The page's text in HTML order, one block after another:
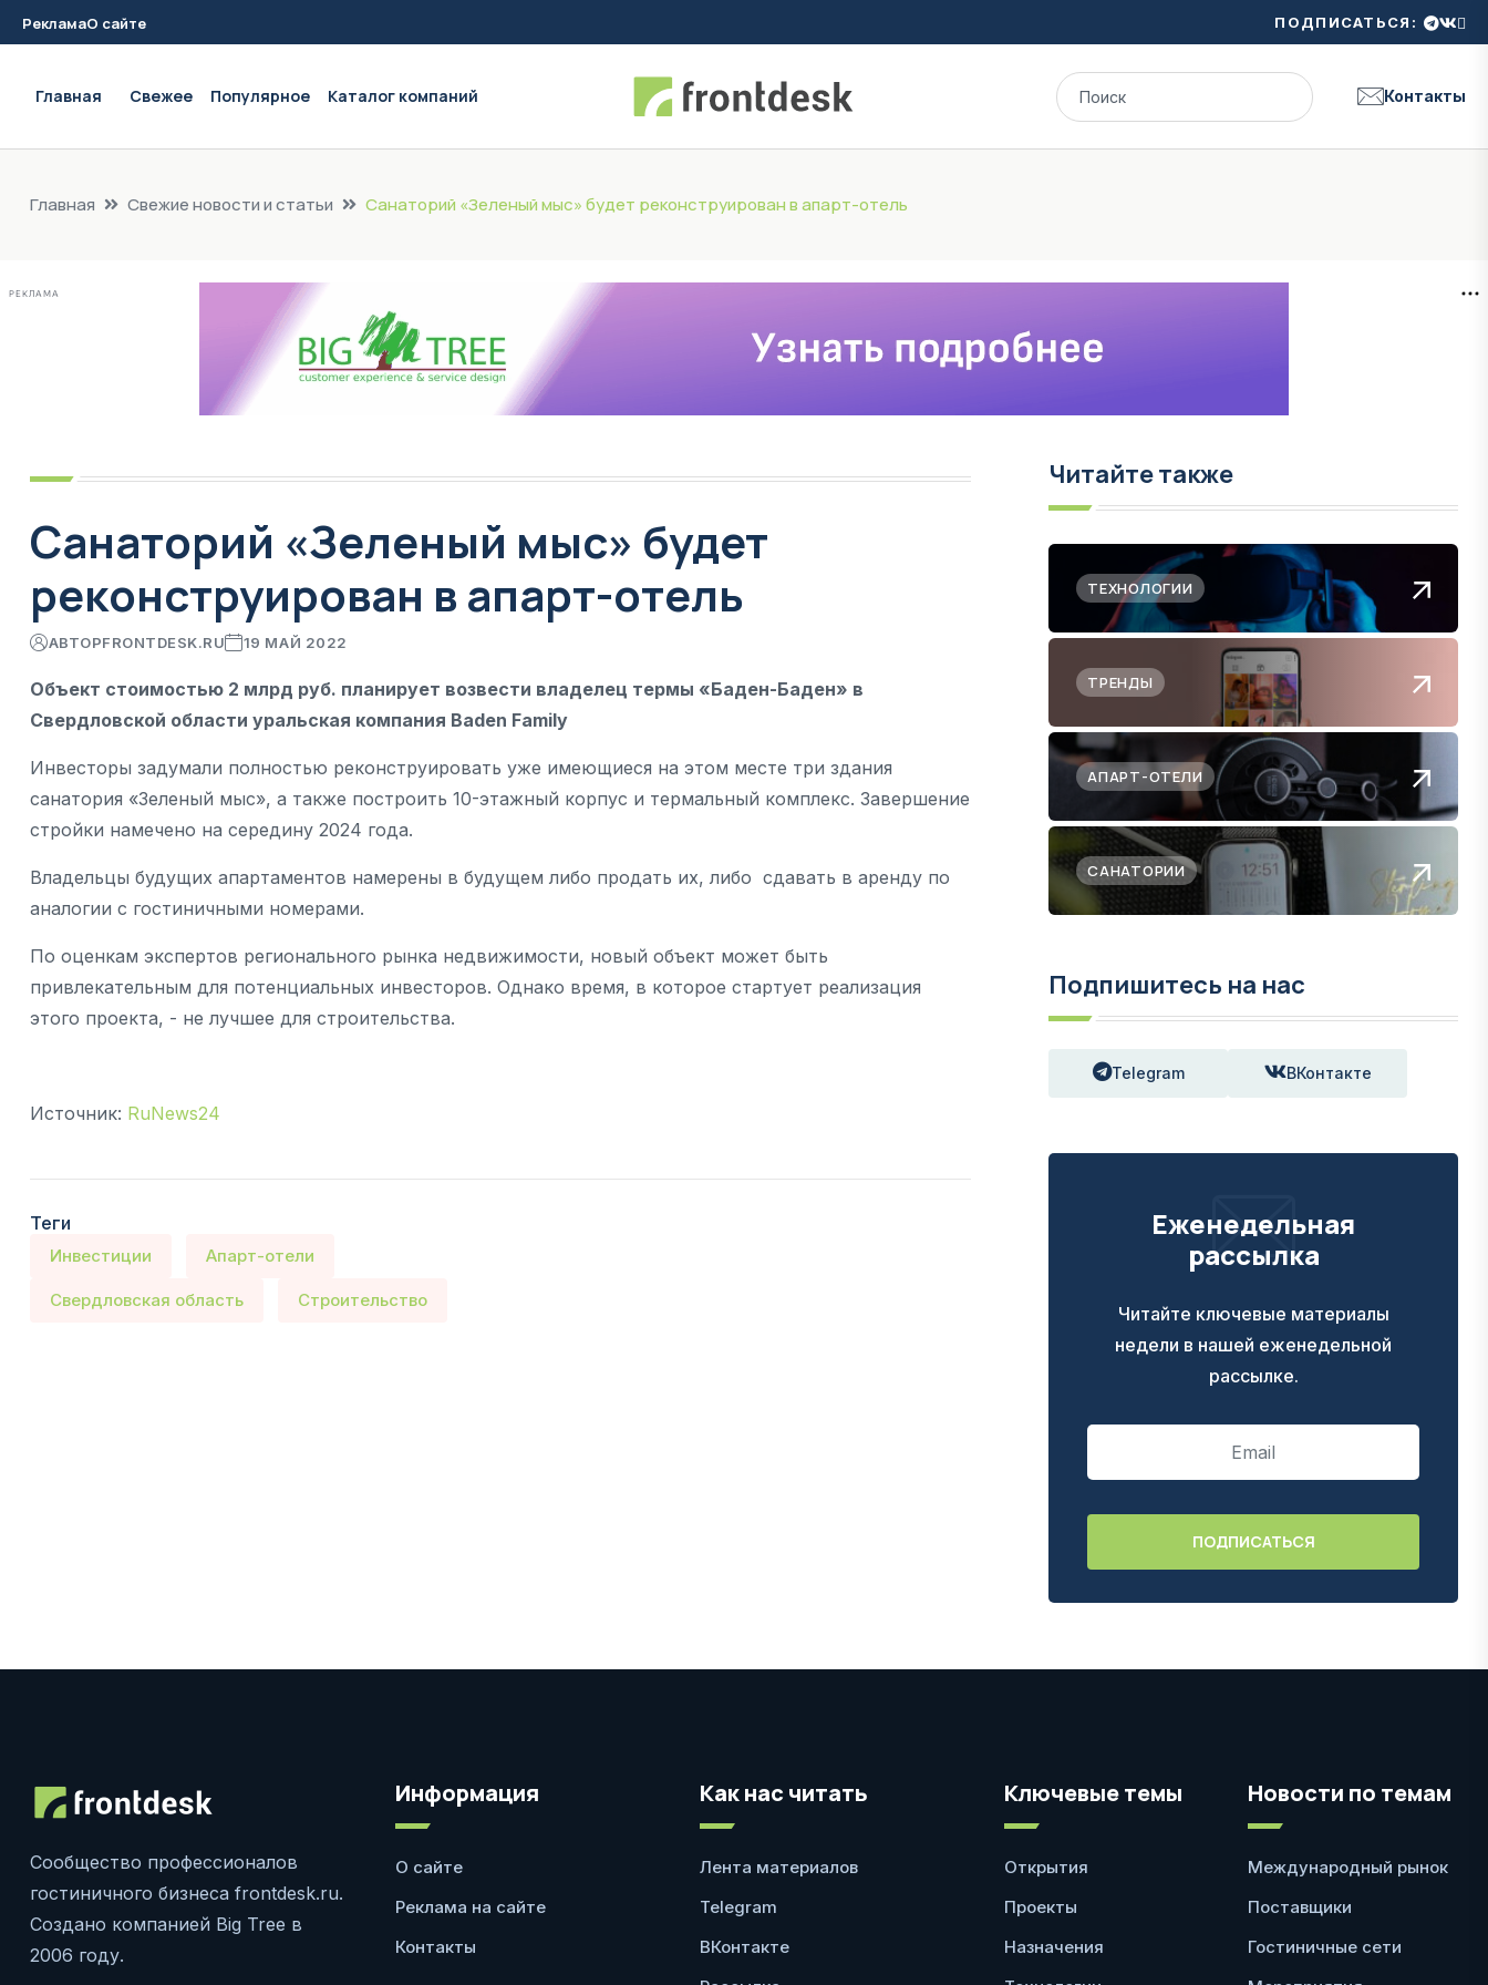
РекламаО сайте ПОДПИСАТЬСЯ:
Главная Свежее Популярное Каталог компаний Контакты
Главная Свежие новости и статьи Санаторий «Зеленый мыс» будет реконструирован в апарт-отель
РЕКЛАМА
Санаторий «Зеленый мыс» будет
реконструирован в апарт-отель
АВТОРFRONTDESK.RU 19 МАЙ 2022
Объект стоимостью 2 млрд руб. планирует возвести владелец термы «Баден-Баден» в
Свердловской области уральская компания Baden Family
Инвесторы задумали полностью реконструировать уже имеющиеся на этом месте три здания
санатория «Зеленый мыс», а также построить 10-этажный корпус и термальный комплекс. Завершение
стройки намечено на середину 2024 года.
Владельцы будущих апартаментов намерены в будущем либо продать их, либо сдавать в аренду по
аналогии с гостиничными номерами.
По оценкам экспертов регионального рынка недвижимости, новый объект может быть
привлекательным для потенциальных инвесторов. Однако время, в которое стартует реализация
этого проекта, - не лучшее для строительства.
Источник: RuNews24
Теги
Инвестиции Апарт-отели
Свердловская область Строительство
Читайте также
ТЕХНОЛОГИИ
ТРЕНДЫ
АПАРТ-ОТЕЛИ
САНАТОРИИ
Подпишитесь на нас
Telegram ВКонтакте
Еженедельная
рассылка
Читайте ключевые материалы
недели в нашей еженедельной
рассылке.
Сообщество профессионалов
гостиничного бизнеса frontdesk.ru.
Создано компанией Big Tree в
2006 году.
Информация
О сайте
Реклама на сайте
Контакты
Как нас читать
Лента материалов
Telegram
ВКонтакте
Ключевые темы
Открытия
Проекты
Назначения
Новости по темам
Международный рынок
Поставщики
Гостиничные сети